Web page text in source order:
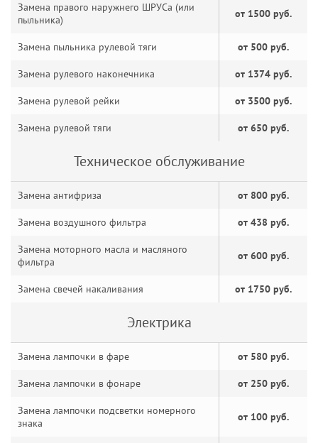
Замена правого наружнего ШРУСа (или
пыльника)
от 1500 руб.
Замена пыльника рулевой тяги от 500 руб.
Замена рулевого наконечника от 1374 руб.
Замена рулевой рейки от 3500 руб.
Замена рулевой тяги от 650 руб.
Техническое обслуживание
Замена антифриза от 800 руб.
Замена воздушного фильтра от 438 руб.
Замена моторного масла и масляного
фильтра
от 600 руб.
Замена свечей накаливания от 1750 руб.
Электрика
Замена лампочки в фаре от 580 руб.
Замена лампочки в фонаре от 250 руб.
Замена лампочки подсветки номерного
знака
от 100 руб.